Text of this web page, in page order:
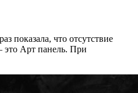
показала, что отсутствие
это Арт панель. При